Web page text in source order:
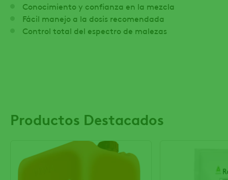
Conocimiento y confianza en la mezcla
Fácil manejo a la dosis recomendada
Control total del espectro de malezas
Productos Destacados